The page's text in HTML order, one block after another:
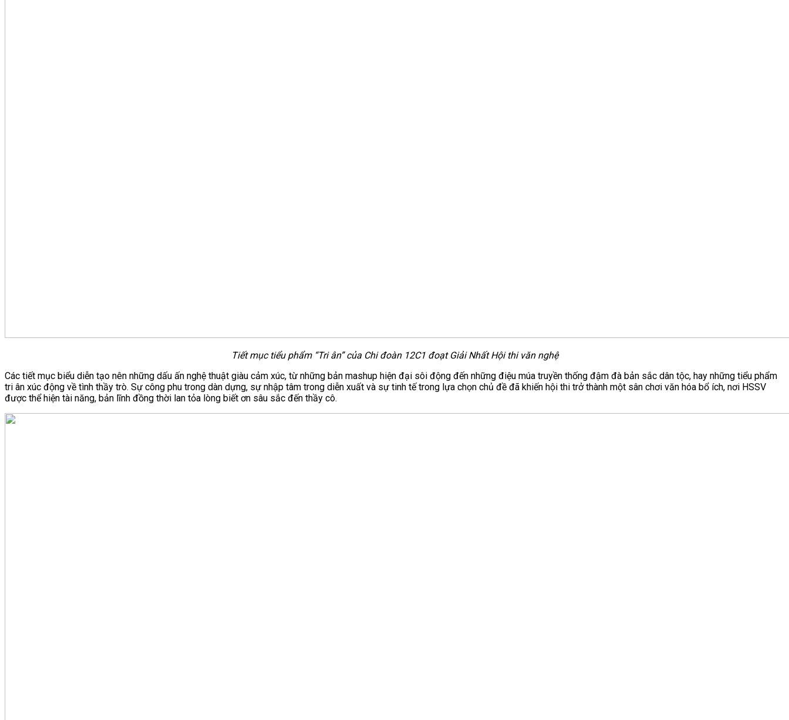
Tiết mục tiểu phẩm “Tri ân” của Chi đoàn 12C1 đoạt Giải Nhất Hội thi văn nghệ
Các tiết mục biểu diễn tạo nên những dấu ấn nghệ thuật giàu cảm xúc, từ những bản mashup hiện đại sôi động đến những điệu múa truyền thống đậm đà bản sắc dân tộc, hay những tiểu phẩm
tri ân xúc động về tình thầy trò. Sự công phu trong dàn dựng, sự nhập tâm trong diễn xuất và sự tinh tế trong lựa chọn chủ đề đã khiến hội thi trở thành một sân chơi văn hóa bổ ích, nơi HSSV
được thể hiện tài năng, bản lĩnh đồng thời lan tỏa lòng biết ơn sâu sắc đến thầy cô.